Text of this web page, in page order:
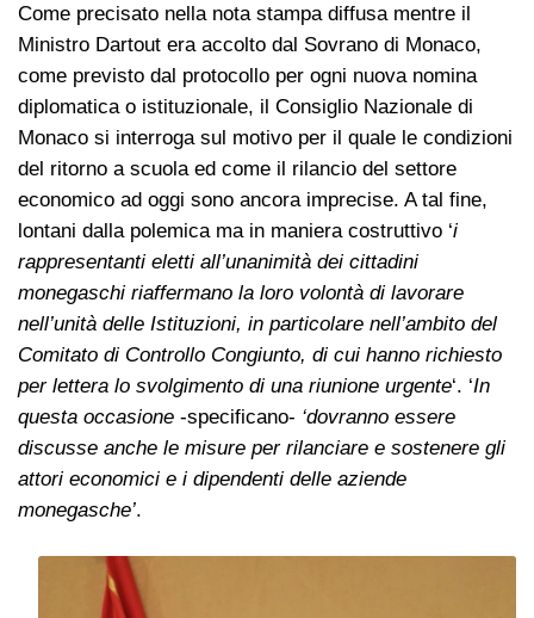
Come precisato nella nota stampa diffusa mentre il
Ministro Dartout era accolto dal Sovrano di Monaco,
come previsto dal protocollo per ogni nuova nomina
diplomatica o istituzionale, il Consiglio Nazionale di
Monaco si interroga sul motivo per il quale le condizioni
del ritorno a scuola ed come il rilancio del settore
economico ad oggi sono ancora imprecise. A tal fine,
lontani dalla polemica ma in maniera costruttivo ‘i
rappresentanti eletti all’unanimità dei cittadini
monegaschi riaffermano la loro volontà di lavorare
nell’unità delle Istituzioni, in particolare nell’ambito del
Comitato di Controllo Congiunto, di cui hanno richiesto
per lettera lo svolgimento di una riunione urgente‘. ‘In
questa occasione -specificano- ‘dovranno essere
discusse anche le misure per rilanciare e sostenere gli
attori economici e i dipendenti delle aziende
monegasche’.